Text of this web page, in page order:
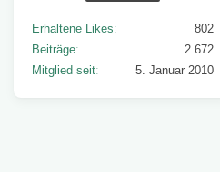
Erhaltene Likes
802
Beiträge
2.672
Mitglied seit
5. Januar 2010